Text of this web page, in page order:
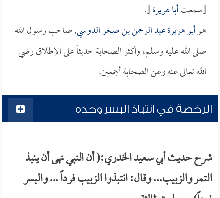
[سمعتأبا هريرة[.
هوأبو هريرة عبد الرحمن بن صخر الدوسي, صاحب رسول الله
صلى الله عليه وسلم، وأكثر الصحابة حديثاً على الإطلاق رضي
الله تعالى عنه وعن الصحابة أجمعين.
الرخصة في انتباذ البسر وحده
شرح حديث أبي سعيد الخدري:( أن النبي نهى أن ينبذ
التمر والزبيب... وقال: انتبذوا الزبيب فرداً ... والبسر